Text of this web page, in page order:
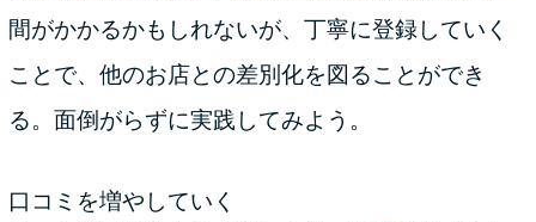
間がかかるかもしれないが、丁寧に登録していく
ことで、他のお店との差別化を図ることができ
る。面倒がらずに実践してみよう。
口コミを増やしていく